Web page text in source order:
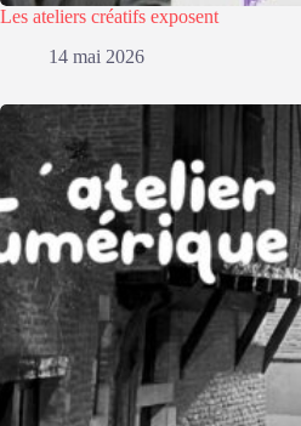
Les ateliers créatifs exposent
14 mai 2026